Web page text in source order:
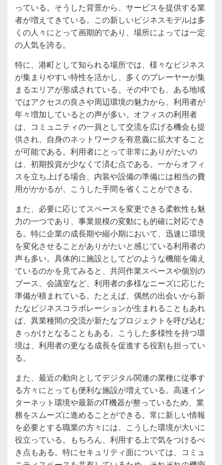
っている。そうした背景から、サービスを提供する業
者が増えてきている。この新しいビジネスモデルは多
くの人々にとって画期的であり、場所によっては一定
の人気を誇る。
特に、港町として知られる場所では、様々なビジネス
が集まりやすい特性を活かし、多くのプレーヤーが集
まるエリアが形成されている。その中でも、ある地域
ではアクセスの良さや周辺環境の魅力から、利用者が
年々増加しているとの声が多い。オフィスの利用者
は、コミュニティの一員として交流を広げる機会も提
供され、自身のネットワークを有意義に拡大すること
が可能である。利用者にとって非常にありがたいの
は、初期投資が少なくて済む点である。一からオフィ
スを立ち上げる場合、内装や設備の準備には相当の費
用がかかるが、こうした手間を省くことができる。
また、必要に応じてスペースを変更できる柔軟性も魅
力の一つであり、事業規模の変動にも的確に対応でき
る。特に企業の成長期や縮小期において、迅速に環境
を変化させることがありがたいと感じている利用者の
声も多い。具体的に施設としてどのような機能を備え
ているのかを見てみると、共同作業スペースや個別の
ブース、会議室など、利用者の多様なニーズに応じた
準備が積まれている。たとえば、偶然の出会いから新
たなビジネスコラボレーションが生まれることもあれ
ば、異業種間の交流が新たなプロジェクトを呼び込む
きっかけとなることもある。こうした多様性を持つ環
境は、利用者の更なる成長を促進する役割も担ってい
る。
また、最近の動向としてデジタル関連の業種に従事す
る方々にとっても便利な施設が増えている。高速イン
ターネット環境や最新のIT機器が整っているため、業
務をスムーズに進めることができる。常に新しい情報
を必要とする職業の方々には、こうした環境が大いに
役立っている。もちろん、利用する上で気をつけるべ
き点もある。特にセキュリティ面については、コミュ